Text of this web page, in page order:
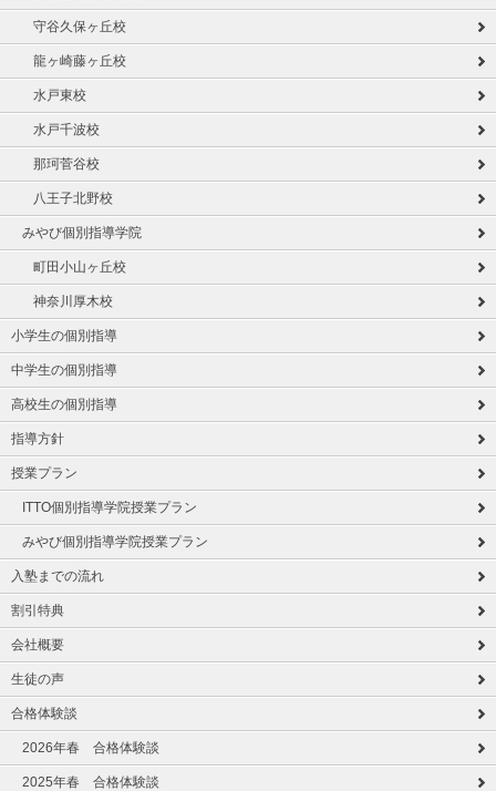
守谷久保ヶ丘校
龍ヶ崎藤ヶ丘校
水戸東校
水戸千波校
那珂菅谷校
八王子北野校
みやび個別指導学院
町田小山ヶ丘校
神奈川厚木校
小学生の個別指導
中学生の個別指導
高校生の個別指導
指導方針
授業プラン
ITTO個別指導学院授業プラン
みやび個別指導学院授業プラン
入塾までの流れ
割引特典
会社概要
生徒の声
合格体験談
2026年春 合格体験談
2025年春 合格体験談